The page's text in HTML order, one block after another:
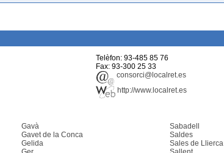
Telèfon: 93-485 85 76
Fax: 93-300 25 33
consorci@localret.es
http://www.localret.es
Gavà
Gavet de la Conca
Gelida
Sabadell
Saldes
Sales de Llierca